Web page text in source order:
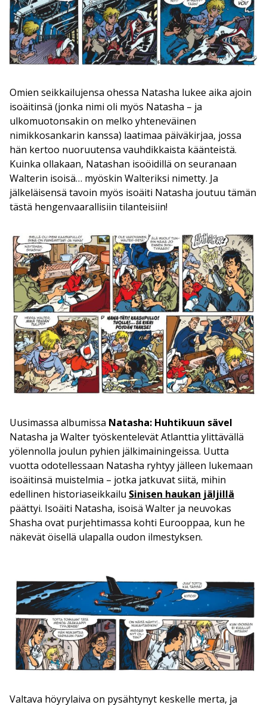
Omien seikkailujensa ohessa Natasha lukee aika ajoin
isoäitinsä (jonka nimi oli myös Natasha – ja
ulkomuotonsakin on melko yhteneväinen
nimikkosankarin kanssa) laatimaa päiväkirjaa, jossa
hän kertoo nuoruutensa vauhdikkaista käänteistä.
Kuinka ollakaan, Natashan isoöidillä on seuranaan
Walterin isoisä… myöskin Walteriksi nimetty. Ja
jälkeläisensä tavoin myös isoäiti Natasha joutuu tämän
tästä hengenvaarallisiin tilanteisiin!
Uusimassa albumissa Natasha: Huhtikuun sävel
Natasha ja Walter työskentelevät Atlanttia ylittävällä
yölennolla joulun pyhien jälkimainingeissa. Uutta
vuotta odotellessaan Natasha ryhtyy jälleen lukemaan
isoäitinsä muistelmia – jotka jatkuvat siitä, mihin
edellinen historiaseikkailu Sinisen haukan jäljillä
päättyi. Isoäiti Natasha, isoisä Walter ja neuvokas
Shasha ovat purjehtimassa kohti Eurooppaa, kun he
näkevät öisellä ulapalla oudon ilmestyksen.
Valtava höyrylaiva on pysähtynyt keskelle merta, ja